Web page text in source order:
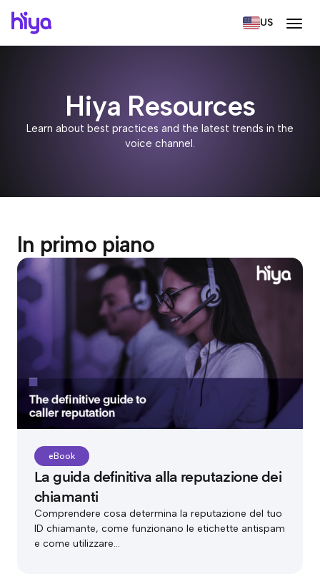
US
Hiya Resources
Learn about best practices and the latest trends in the
voice channel.
In primo piano
eBook
La guida definitiva alla reputazione dei
chiamanti
Comprendere cosa determina la reputazione del tuo
ID chiamante, come funzionano le etichette antispam
e come utilizzare...